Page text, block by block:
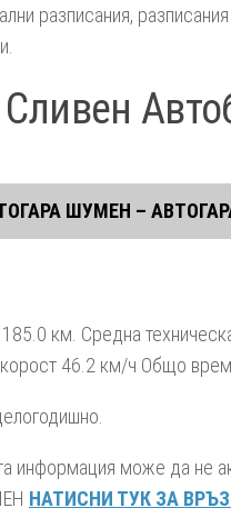
разписания,
ШУМЕН –
км. Средна
46.2 км/ч Общо
информация може да не
НАТИСНИ ТУК ЗА